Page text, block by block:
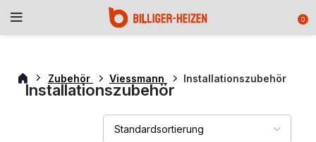
0
Zubehör Viessmann Installationszubehör
Installationszubehör